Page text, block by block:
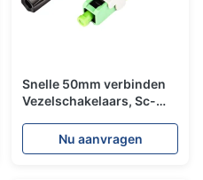
Snelle 50mm verbinden
Vezelschakelaars, Sc-
voor FTTH-de Kabel van
de Dalingsboog
Nu aanvragen